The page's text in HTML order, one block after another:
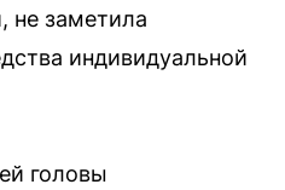
не заметила
индивидуальной
головы